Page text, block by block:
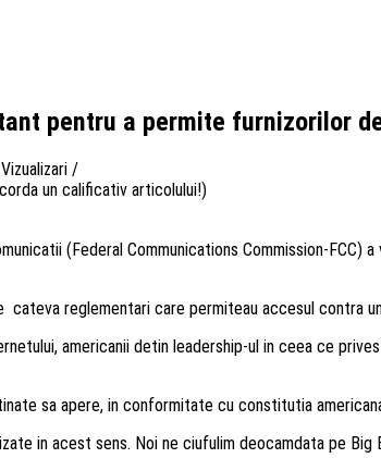
pentru a permite furnizorilor
/
un calificativ articolului!)
(Federal Communications Commission-
cateva reglementari care permiteau accesul contra
americanii detin leadership-ul in ceea ce
sa apere, in conformitate cu constitutia
in acest sens. Noi ne ciufulim deocamdata pe Big